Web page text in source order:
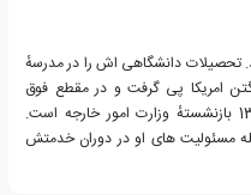
قزوین متولد شد. تحصیلات دانشگاهی اش را در مدرسهٔ
امریکا پی گرفت و در مقطع فوق
لیسانس فارغ التحصیل شد. او از سال 1384 بازنشستهٔ وزارت امور خارجه است.
مسئولیت های او در دوران خدمتش